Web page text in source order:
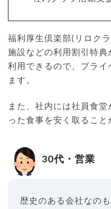
福利厚生倶楽部(リロク
施設などの利用割引特典
利用できるので、プライ
ます。
また、社内には社員食
った食事を安く取ること
30代・営業
歴史のある会社なの